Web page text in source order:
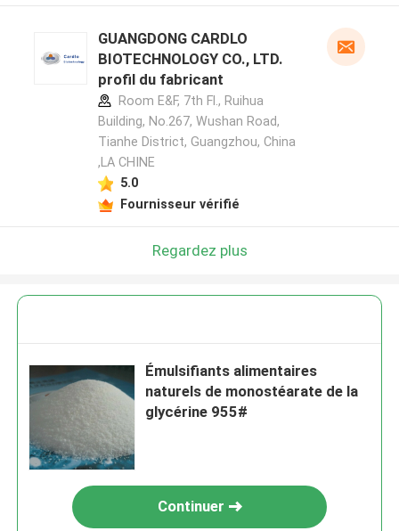
GUANGDONG CARDLO
BIOTECHNOLOGY CO., LTD.
profil du fabricant
Room E&F, 7th Fl., Ruihua
Building, No.267, Wushan Road,
Tianhe District, Guangzhou, China
,LA CHINE
5.0
Fournisseur vérifié
Regardez plus
Émulsifiants alimentaires
naturels de monostéarate de la
glycérine 955#
Continuer